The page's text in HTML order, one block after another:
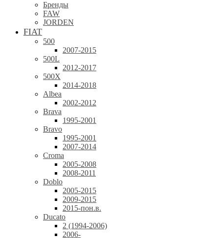
Бренды
FAW
JORDEN
FIAT
500
2007-2015
500L
2012-2017
500X
2014-2018
Albea
2002-2012
Brava
1995-2001
Bravo
1995-2001
2007-2014
Croma
2005-2008
2008-2011
Doblo
2005-2015
2009-2015
2015-пон.в.
Ducato
2 (1994-2006)
2006-